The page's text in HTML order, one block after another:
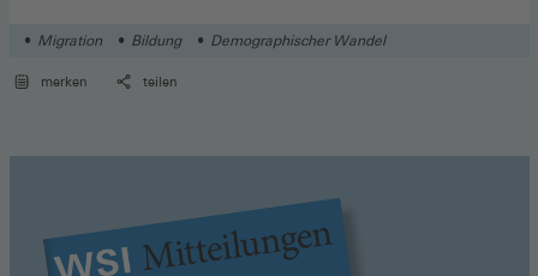
Migration Bildung Demographischer Wandel
merken teilen